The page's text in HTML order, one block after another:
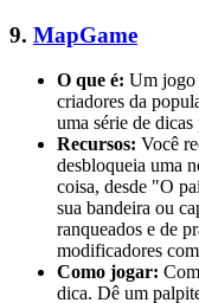
9. MapGame
O que é: Um jogo
criadores da
uma série de
Recursos: Você
desbloqueia uma
coisa, desde "O
sua bandeira ou
ranqueados e de
modificadores
Como jogar:
dica. Dê um